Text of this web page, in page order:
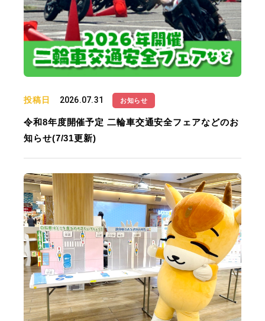
投稿日 2026.07.31 お知らせ
令和8年度開催予定 二輪車交通安全フェアなどのお
知らせ(7/31更新)